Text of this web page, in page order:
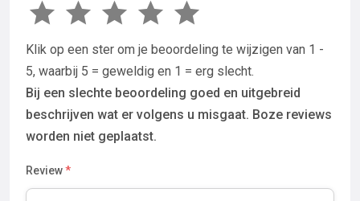
Klik op een ster om je beoordeling te wijzigen van 1 -
5, waarbij 5 = geweldig en 1 = erg slecht.
Bij een slechte beoordeling goed en uitgebreid
beschrijven wat er volgens u misgaat. Boze reviews
worden niet geplaatst.
Review*